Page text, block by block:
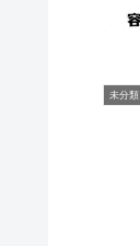
未分類